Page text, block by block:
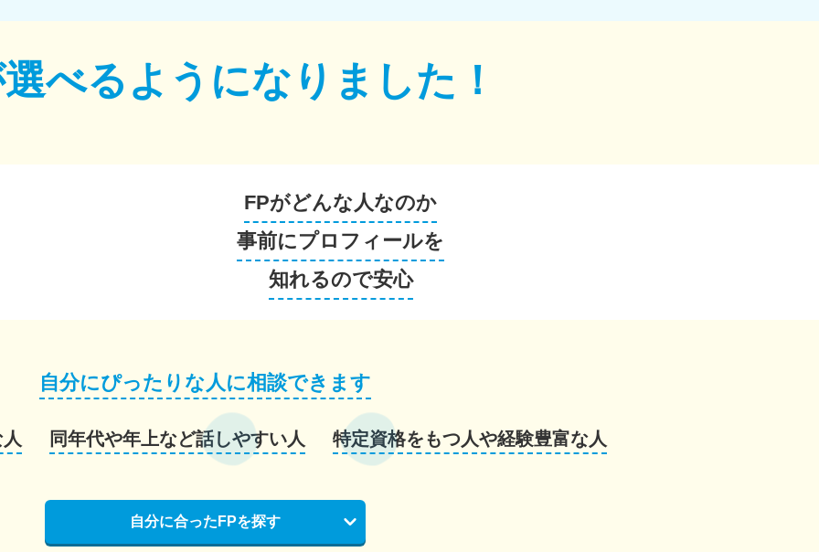
べるようになりました！
FPがどんな人なのか
事前にプロフィールを
知れるので安心
自分にぴったりな人に相談できます
同年代や年上など話しやすい人 特定資格をもつ人や経験豊富な人
自分に合ったFPを探す